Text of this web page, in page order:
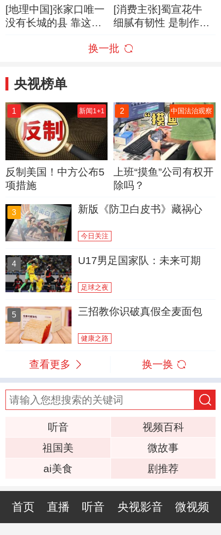
[地理中国]张家口唯一
没有长城的县 靠这些
[消费主张]蜀宣花牛
细腻有韧性 是制作土
换一批
央视榜单
1 新闻1+1
反制美国！中方公布5
项措施
2 中国法治观察
上班“摸鱼”公司有权开
除吗？
3 新版《防卫白皮书》藏祸心
今日关注
4 U17男足国家队：未来可期
足球之夜
5 三招教你识破真假全麦面包
健康之路
查看更多 换一换
听音
视频百科
祖国美
微故事
ai美食
剧推荐
首页 直播 听音 央视影音 微视频